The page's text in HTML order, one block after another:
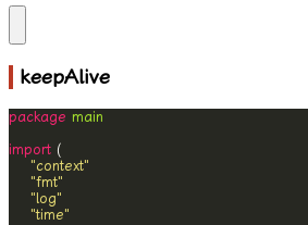
keepAlive
package main
import
"context"
"fmt"
"log"
"time"